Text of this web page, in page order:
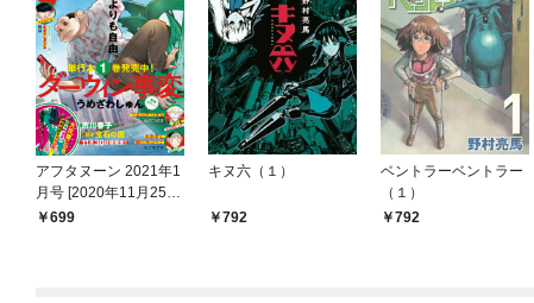
アフタヌーン 2021年1
月号 [2020年11月25日
発売]
699
キヌ六（１）
792
ベントラーベントラー
（１）
792